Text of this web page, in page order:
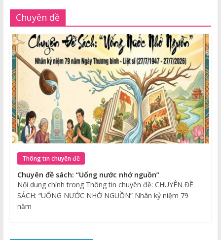
Chuyên đề
Thông tin chuyên đề
Chuyên đề sách: “Uống nước nhớ nguồn”
Nội dung chính trong Thông tin chuyên đề: CHUYÊN ĐỀ
SÁCH: “UỐNG NƯỚC NHỚ NGUỒN” Nhân kỷ niệm 79
năm